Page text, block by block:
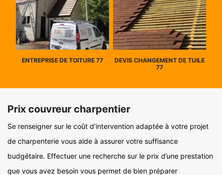
ENTREPRISE DE TOITURE 77
DEVIS CHANGEMENT DE TUILE
77
Prix couvreur charpentier
Se renseigner sur le coût d’intervention adaptée à votre projet
de charpenterie vous aide à assurer votre suffisance
budgétaire. Effectuer une recherche sur le prix d’une prestation
que vous avez besoin vous permet de bien préparer